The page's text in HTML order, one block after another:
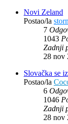
Novi Zeland
Postao/la
7
1043
Zadnji
28 nov
Slovačka se
Postao/la
6
1046
Zadnji
28 nov